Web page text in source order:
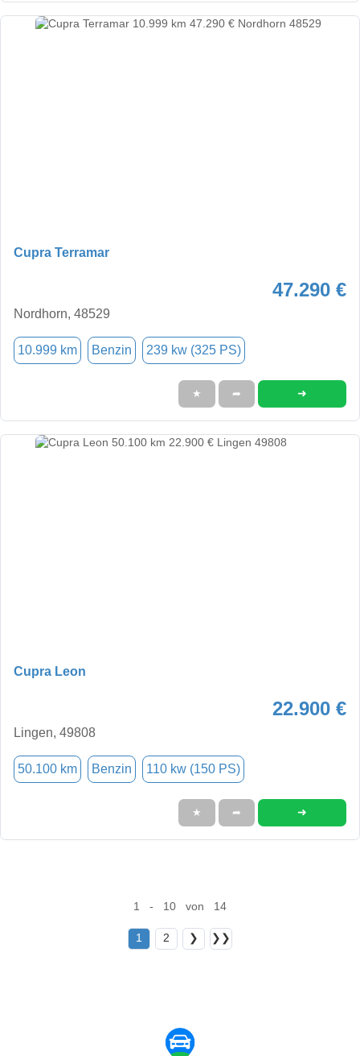
Cupra Terramar
47.290 €
Nordhorn, 48529
10.999 km Benzin 239 kw (325 PS)
★ ➦ ➜
Cupra Leon
22.900 €
Lingen, 49808
50.100 km Benzin 110 kw (150 PS)
★ ➦ ➜
1 - 10 von 14
1 2 ❯ ❯❯